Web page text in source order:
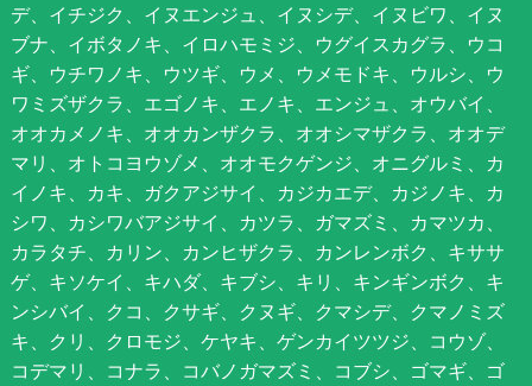
デ、イチジク、イヌエンジュ、イヌシデ、イヌビワ、イヌ
ブナ、イボタノキ、イロハモミジ、ウグイスカグラ、ウコ
ギ、ウチワノキ、ウツギ、ウメ、ウメモドキ、ウルシ、ウ
ワミズザクラ、エゴノキ、エノキ、エンジュ、オウバイ、
オオカメノキ、オオカンザクラ、オオシマザクラ、オオデ
マリ、オトコヨウゾメ、オオモクゲンジ、オニグルミ、カ
イノキ、カキ、ガクアジサイ、カジカエデ、カジノキ、カ
シワ、カシワバアジサイ、カツラ、ガマズミ、カマツカ、
カラタチ、カリン、カンヒザクラ、カンレンボク、キササ
ゲ、キソケイ、キハダ、キブシ、キリ、キンギンボク、キ
ンシバイ、クコ、クサギ、クヌギ、クマシデ、クマノミズ
キ、クリ、クロモジ、ケヤキ、ゲンカイツツジ、コウゾ、
コデマリ、コナラ、コバノガマズミ、コブシ、ゴマギ、ゴ